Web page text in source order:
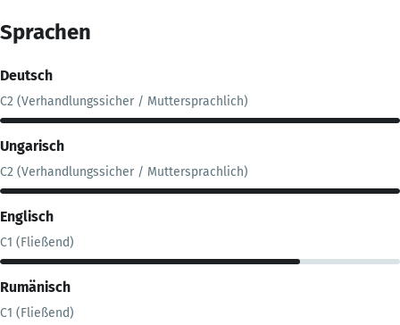
Sprachen
Deutsch
C2 (Verhandlungssicher / Muttersprachlich)
Ungarisch
C2 (Verhandlungssicher / Muttersprachlich)
Englisch
C1 (Fließend)
Rumänisch
C1 (Fließend)